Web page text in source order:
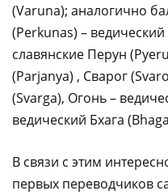
(Varuna); аналогично
(Perkunas) –
славянские Перун
(Parjanya) , Сварог
(Svarga), Огонь –
ведический Бхага
В связи с этим
первых переводчиков